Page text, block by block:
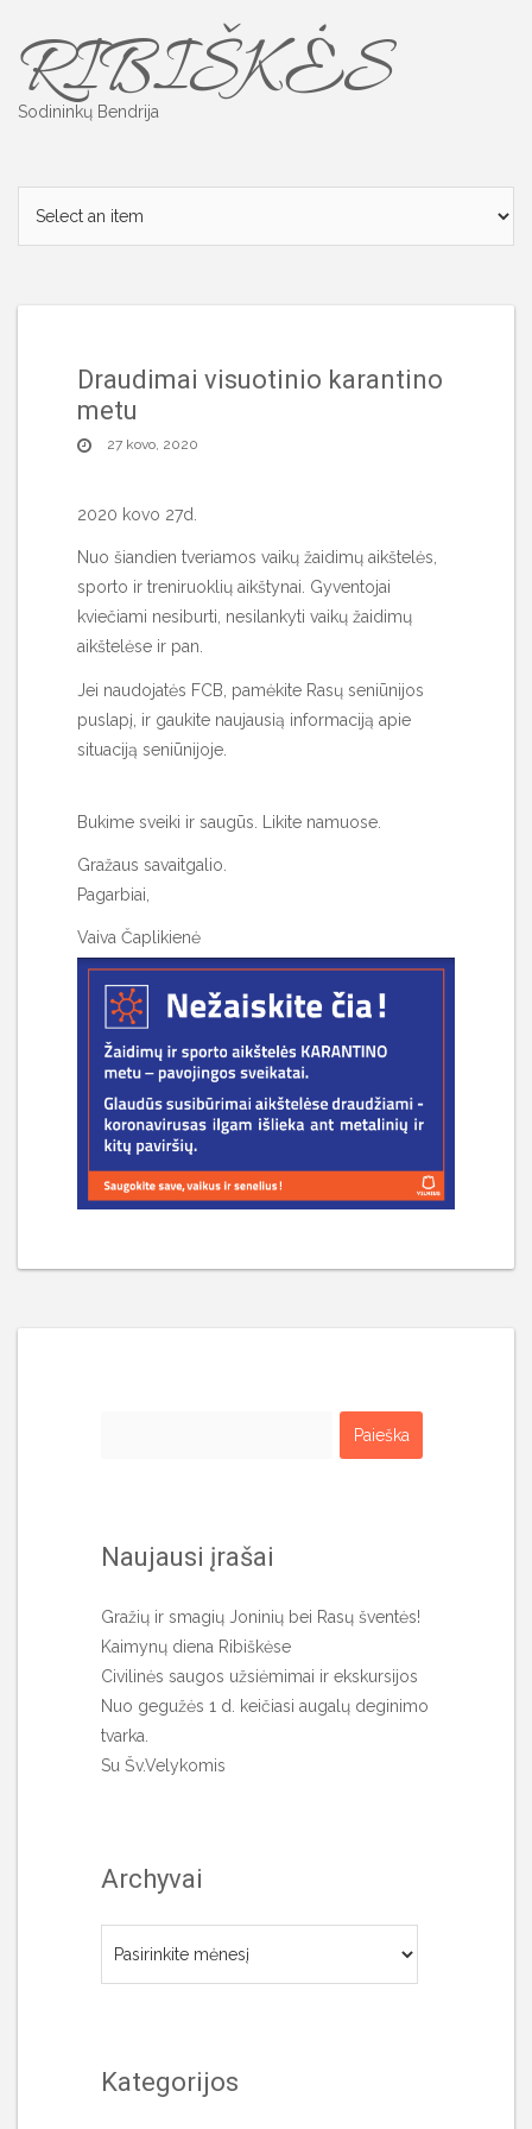
content
RIBIŠKĖS
Sodininkų Bendrija
Draudimai visuotinio karantino
metu
27 kovo, 2020
2020 kovo 27d.
Nuo šiandien tveriamos vaikų žaidimų aikštelės,
sporto ir treniruoklių aikštynai. Gyventojai
kviečiami nesiburti, nesilankyti vaikų žaidimų
aikštelėse ir pan.
Jei naudojatės FCB, pamėkite Rasų seniūnijos
puslapį, ir gaukite naujausią informaciją apie
situaciją seniūnijoje.
Bukime sveiki ir saugūs. Likite namuose.
Gražaus savaitgalio.
Pagarbiai,
Vaiva Čaplikienė
Naujausi įrašai
Gražių ir smagių Joninių bei Rasų šventės!
Kaimynų diena Ribiškėse
Civilinės saugos užsiėmimai ir ekskursijos
Nuo gegužės 1 d. keičiasi augalų deginimo
tvarka.
Su Šv.Velykomis
Archyvai
Kategorijos